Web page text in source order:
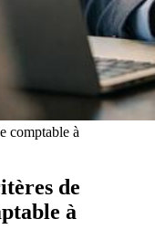
comptable à
de
à